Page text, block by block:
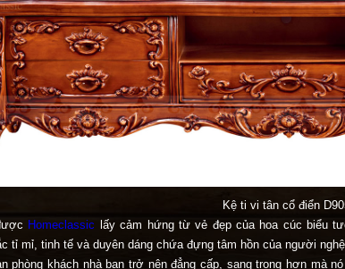
Kệ ti vi tân cổ điển
Homeclassic lấy cảm hứng từ vẻ đẹp của hoa cúc biểu
tỉ mỉ, tinh tế và duyên dáng chứa đựng tâm hồn của người
phòng khách nhà bạn trở nên đẳng cấp, sang trọng hơn mà